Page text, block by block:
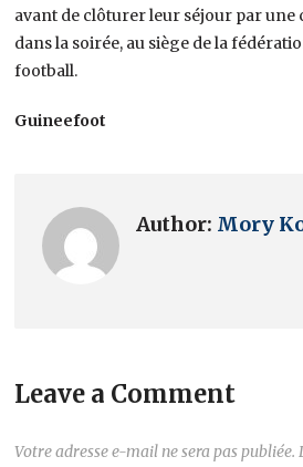
avant de clôturer leur séjour par une
dans la soirée, au siège de la
football.
Guineefoot
Author: Mory
Leave a Comment
Votre adresse e-mail ne sera pas publiée.